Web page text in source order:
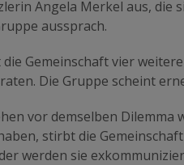
Angela Merkel aus,
aussprach.
Gemeinschaft vier
Die Gruppe scheint
vor demselben Dilemma
stirbt die
werden sie